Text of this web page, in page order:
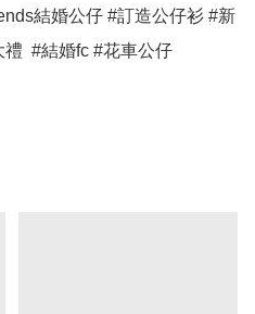
結婚公仔 #訂造公仔衫 #新
#結婚fc #花車公仔